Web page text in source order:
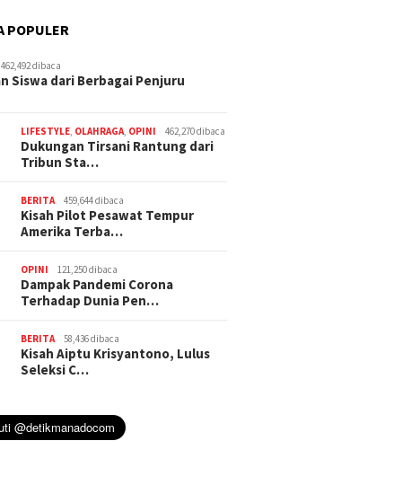
POPULER
462,492 dibaca
Siswa dari Berbagai Penjuru
LIFESTYLE, OLAHRAGA, OPINI 462,270 dibaca
Dukungan Tirsani Rantung dari
Tribun Sta…
BERITA 459,644 dibaca
Kisah Pilot Pesawat Tempur
Amerika Terba…
OPINI 121,250 dibaca
Dampak Pandemi Corona
Terhadap Dunia Pen…
BERITA 58,436 dibaca
Kisah Aiptu Krisyantono, Lulus
Seleksi C…